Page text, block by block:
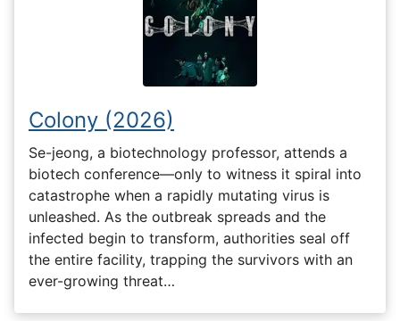
Colony (2026)
Se-jeong, a biotechnology professor, attends a
biotech conference—only to witness it spiral into
catastrophe when a rapidly mutating virus is
unleashed. As the outbreak spreads and the
infected begin to transform, authorities seal off
the entire facility, trapping the survivors with an
ever-growing threat…